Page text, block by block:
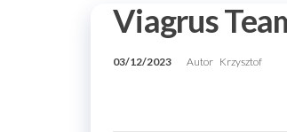
Viagrus
03/12/2023 Autor Krzysztof